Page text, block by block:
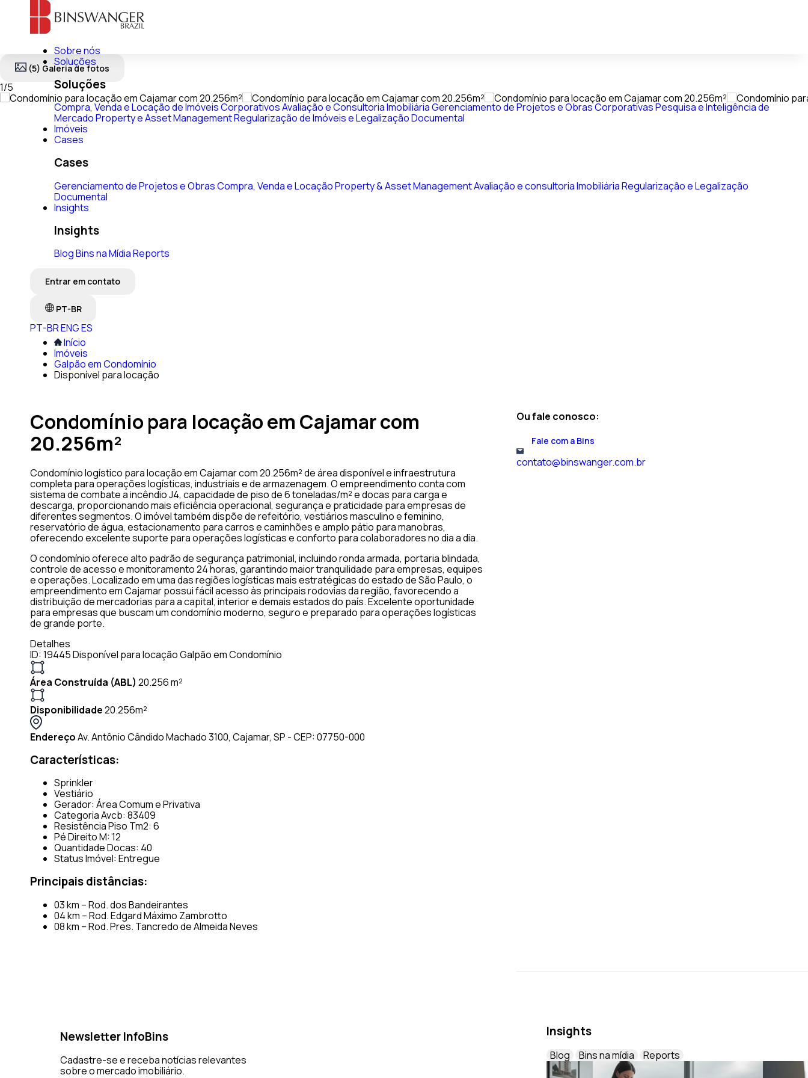
Sobre nós
Soluções
Soluções
Compra, Venda e Locação de Imóveis CorporativosAvaliação e Consultoria ImobiliáriaGerenciamento de Projetos e Obras CorporativasPesquisa e Inteligência de
MercadoProperty e Asset ManagementRegularização de Imóveis e Legalização Documental
Imóveis
Cases
Cases
Gerenciamento de Projetos e ObrasCompra, Venda e LocaçãoProperty & Asset ManagementAvaliação e consultoria ImobiliáriaRegularização e Legalização
Documental
Insights
Insights
BlogBins na MídiaReports
Entrar em contato
PT-BR
PT-BRENGES
(5) Galeria de fotos
1/5
Início
Imóveis
Galpão em Condomínio
Disponível para locação
Condomínio para locação em Cajamar com
20.256m²
Condomínio logístico para locação em Cajamar com 20.256m² de área disponível e infraestrutura
completa para operações logísticas, industriais e de armazenagem. O empreendimento conta com
sistema de combate a incêndio J4, capacidade de piso de 6 toneladas/m² e docas para carga e
descarga, proporcionando mais eficiência operacional, segurança e praticidade para empresas de
diferentes segmentos. O imóvel também dispõe de refeitório, vestiários masculino e feminino,
reservatório de água, estacionamento para carros e caminhões e amplo pátio para manobras,
oferecendo excelente suporte para operações logísticas e conforto para colaboradores no dia a dia.
O condomínio oferece alto padrão de segurança patrimonial, incluindo ronda armada, portaria blindada,
controle de acesso e monitoramento 24 horas, garantindo maior tranquilidade para empresas, equipes
e operações. Localizado em uma das regiões logísticas mais estratégicas do estado de São Paulo, o
empreendimento em Cajamar possui fácil acesso às principais rodovias da região, favorecendo a
distribuição de mercadorias para a capital, interior e demais estados do país. Excelente oportunidade
para empresas que buscam um condomínio moderno, seguro e preparado para operações logísticas
de grande porte.
Detalhes
ID: 19445Disponível para locaçãoGalpão em Condomínio
Área Construída (ABL) 20.256 m²
Disponibilidade20.256m²
EndereçoAv. Antônio Cândido Machado 3100, Cajamar, SP - CEP: 07750-000
Características:
Sprinkler
Vestiário
Gerador: Área Comum e Privativa
Categoria Avcb: 83409
Resistência Piso Tm2: 6
Pé Direito M: 12
Quantidade Docas: 40
Status Imóvel: Entregue
Principais distâncias:
03 km – Rod. dos Bandeirantes
04 km – Rod. Edgard Máximo Zambrotto
08 km – Rod. Pres. Tancredo de Almeida Neves
Ou fale conosco:
Fale com a Bins
contato@binswanger.com.br
Newsletter InfoBins
Cadastre-se e receba notícias relevantes
sobre o mercado imobiliário.
Insights
Blog Bins na mídia Reports